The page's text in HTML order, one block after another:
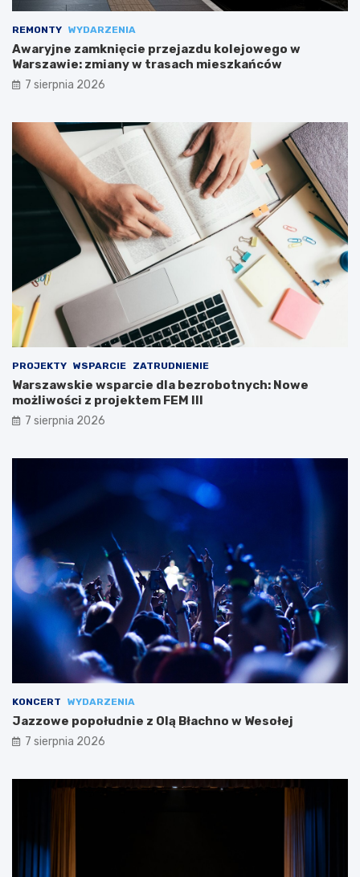
REMONTY WYDARZENIA
Awaryjne zamknięcie przejazdu kolejowego w
Warszawie: zmiany w trasach mieszkańców
7 sierpnia 2026
PROJEKTY WSPARCIE ZATRUDNIENIE
Warszawskie wsparcie dla bezrobotnych: Nowe
możliwości z projektem FEM III
7 sierpnia 2026
KONCERT WYDARZENIA
Jazzowe popołudnie z Olą Błachno w Wesołej
7 sierpnia 2026